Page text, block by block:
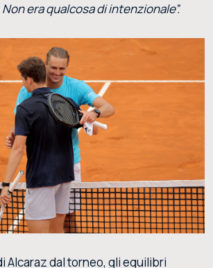
era qualcosa di intenzionale”.
Alcaraz dal torneo, gli equilibri